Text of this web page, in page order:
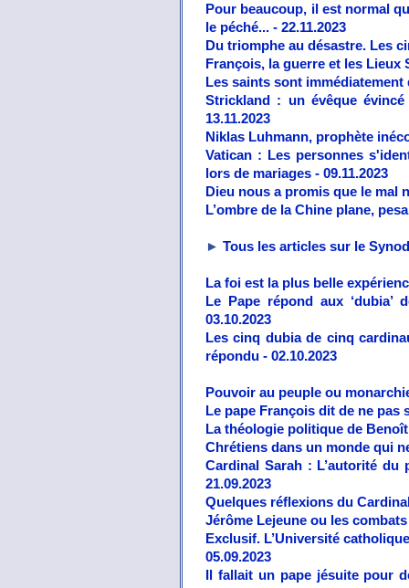
Pour beaucoup, il est normal
le péché... - 22.11.2023
Du triomphe au désastre. Les
François, la guerre et les Lieux
Les saints sont immédiatement
Strickland : un évêque
13.11.2023
Niklas Luhmann, prophète
Vatican : Les personnes
lors de mariages - 09.11.2023
Dieu nous a promis que le mal
L’ombre de la Chine plane,
► Tous les articles sur le
La foi est la plus belle
Le Pape répond aux
03.10.2023
Les cinq dubia de cinq
répondu - 02.10.2023
Pouvoir au peuple ou
Le pape François dit de ne pas
La théologie politique de Benoît
Chrétiens dans un monde qui
Cardinal Sarah : L’autorité du
21.09.2023
Quelques réflexions du
Jérôme Lejeune ou les
Exclusif. L’Université
05.09.2023
Il fallait un pape jésuite pour